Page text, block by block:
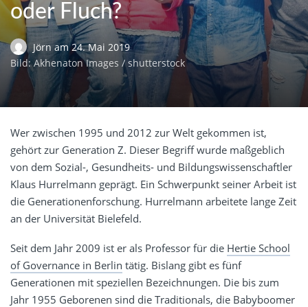
oder Fluch?
Jörn am 24. Mai 2019
Bild: Akhenaton Images / shutterstock
Wer zwischen 1995 und 2012 zur Welt gekommen ist,
gehört zur Generation Z. Dieser Begriff wurde maßgeblich
von dem Sozial-, Gesundheits- und Bildungswissenschaftler
Klaus Hurrelmann geprägt. Ein Schwerpunkt seiner Arbeit ist
die Generationenforschung. Hurrelmann arbeitete lange Zeit
an der Universität Bielefeld.
Seit dem Jahr 2009 ist er als Professor für die Hertie School
of Governance in Berlin tätig. Bislang gibt es fünf
Generationen mit speziellen Bezeichnungen. Die bis zum
Jahr 1955 Geborenen sind die Traditionals, die Babyboomer